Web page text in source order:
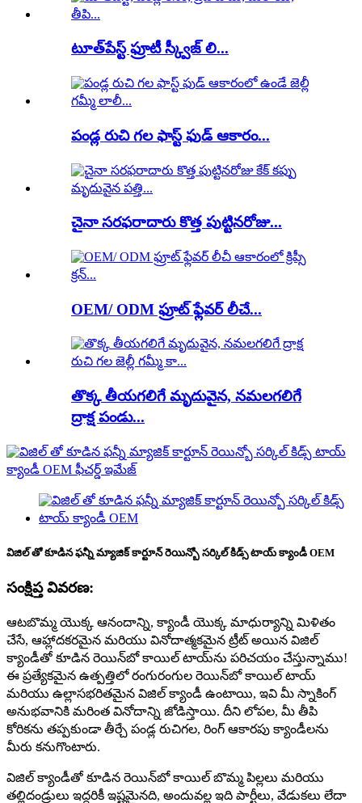
టూత్‌పేస్ట్ ఫ్రూటీ స్క్వీజ్ లి...
పండ్ల రుచి గల ఫాస్ట్ ఫుడ్ ఆకారం...
చైనా సరఫరాదారు కొత్త పుట్టినరోజు...
OEM/ ODM ఫ్రూట్ ఫ్లేవర్ లీచే...
తొక్క తీయగలిగే మృదువైన, నమలగలిగే
ద్రాక్ష పండు...
విజిల్ తో కూడిన ఫన్నీ మ్యాజిక్ కార్టూన్ రెయిన్బో సర్కిల్ కిడ్స్ టాయ్ క్యాండీ OEM
సంక్షిప్త వివరణ:
ఆటబొమ్మ యొక్క ఆనందాన్ని, క్యాండీ యొక్క మాధుర్యాన్ని మిళితం
చేసే, ఆహ్లాదకరమైన మరియు వినోదాత్మకమైన ట్రీట్ అయిన విజిల్
క్యాండీతో కూడిన రెయిన్‌బో కాయిల్ టాయ్‌ను పరిచయం చేస్తున్నాము!
ఈ ప్రత్యేకమైన ఉత్పత్తిలో రంగురంగుల రెయిన్‌బో కాయిల్ టాయ్
మరియు ఉల్లాసభరితమైన విజిల్ క్యాండీ ఉంటాయి, ఇవి మీ స్నాకింగ్
అనుభవానికి మరింత వినోదాన్ని జోడిస్తాయి. దీని లోపల, మీ తీపి
కోరికను తప్పకుండా తీర్చే పండ్ల రుచిగల, రింగ్ ఆకారపు క్యాండీలను
మీరు కనుగొంటారు.
విజిల్ క్యాండీతో కూడిన రెయిన్‌బో కాయిల్ బొమ్మ పిల్లలు మరియు
తల్లిదండ్రులు ఇద్దరికీ ఇష్టమైనది, అందువల్ల ఇది పార్టీలు, వేడుకలు లేదా